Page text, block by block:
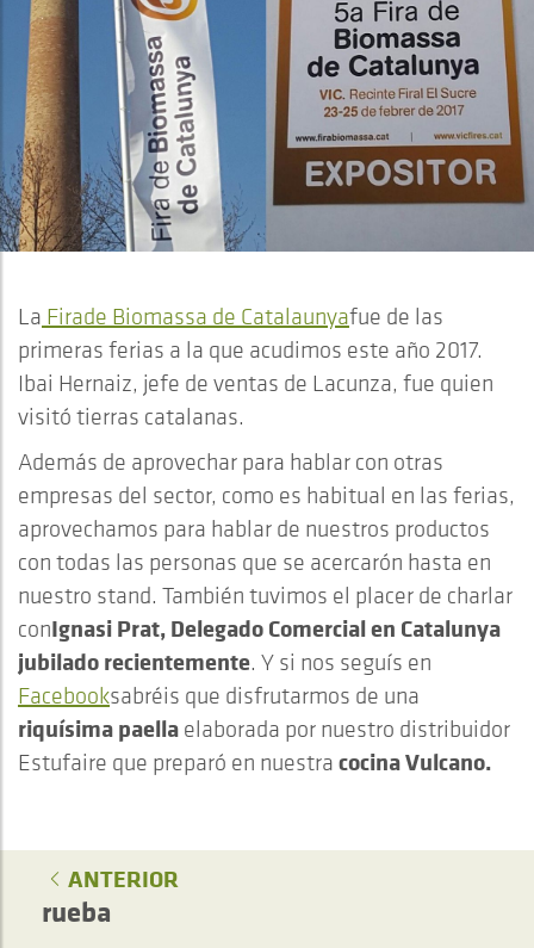
La Firade Biomassa de Catalaunyafue de las
primeras ferias a la que acudimos este año 2017.
Ibai Hernaiz, jefe de ventas de Lacunza, fue quien
visitó tierras catalanas.
Además de aprovechar para hablar con otras
empresas del sector, como es habitual en las ferias,
aprovechamos para hablar de nuestros productos
con todas las personas que se acercarón hasta en
nuestro stand. También tuvimos el placer de charlar
conIgnasi Prat, Delegado Comercial en Catalunya
jubilado recientemente. Y si nos seguís en
Facebooksabréis que disfrutarmos de una
riquísima paella elaborada por nuestro distribuidor
Estufaire que preparó en nuestra cocina Vulcano.
ANTERIOR
rueba